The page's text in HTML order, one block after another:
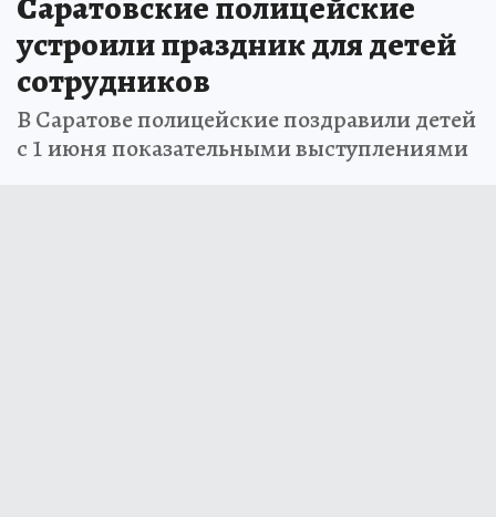
устроили праздник для детей
сотрудников
В Саратове полицейские поздравили детей
с 1 июня показательными выступлениями